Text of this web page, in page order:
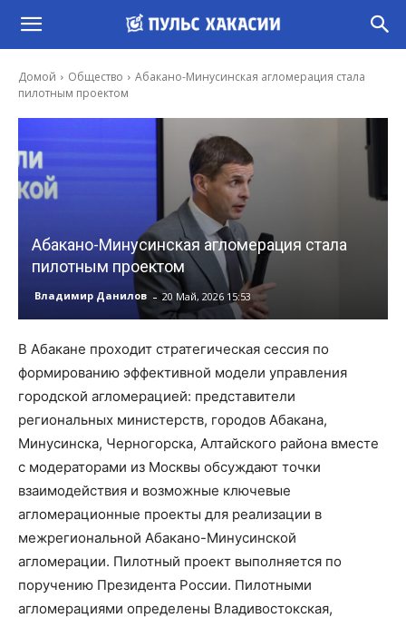
Домой Общество
Абакано-Минусинская агломерация стала
пилотным проектом
Абакано-Минусинская агломерация стала
пилотным проектом
Владимир Данилов - 20 Май, 2026 15:53
В Абакане проходит стратегическая сессия по
формированию эффективной модели управления
городской агломерацией: представители
региональных министерств, городов Абакана,
Минусинска, Черногорска, Алтайского района вместе
с модераторами из Москвы обсуждают точки
взаимодействия и возможные ключевые
агломерационные проекты для реализации в
межрегиональной Абакано-Минусинской
агломерации. Пилотный проект выполняется по
поручению Президента России. Пилотными
агломерациями определены Владивостокская,